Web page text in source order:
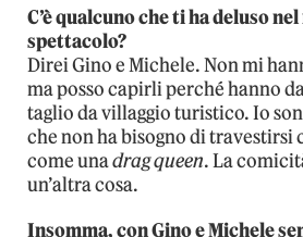
C’è qualcuno che ti ha deluso
spettacolo?
Direi Gino e Michele. Non mi
ma posso capirli perché hanno
taglio da villaggio turistico. Io
che non ha bisogno di travestirsi
come unadrag queen. La
un’altra cosa.
Insomma, con Gino e Michele